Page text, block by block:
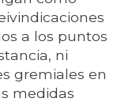
a los puntos
ni
gremiales en
medidas